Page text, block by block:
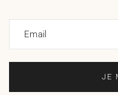
Email
JE